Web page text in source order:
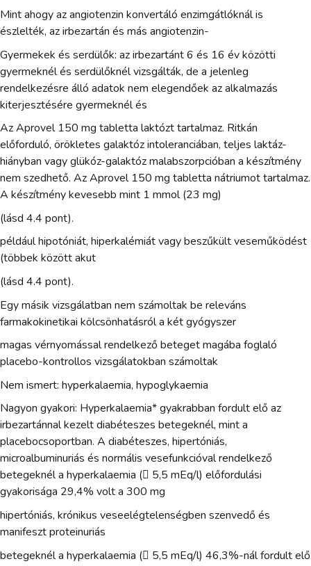
Mint ahogy az angiotenzin konvertáló enzimgátlóknál is
észlelték, az irbezartán és más angiotenzin-
Gyermekek és serdülők: az irbezartánt 6 és 16 év közötti
gyermeknél és serdülőknél vizsgálták, de a jelenleg
rendelkezésre álló adatok nem elegendőek az alkalmazás
kiterjesztésére gyermeknél és
Az Aprovel 150 mg tabletta laktózt tartalmaz. Ritkán
előforduló, örökletes galaktóz intoleranciában, teljes laktáz-
hiányban vagy glükóz-galaktóz malabszorpcióban a készítmény
nem szedhető. Az Aprovel 150 mg tabletta nátriumot tartalmaz.
A készítmény kevesebb mint 1 mmol (23 mg)
(lásd 4.4 pont).
például hipotóniát, hiperkalémiát vagy beszűkült veseműködést
(többek között akut
(lásd 4.4 pont).
Egy másik vizsgálatban nem számoltak be releváns
farmakokinetikai kölcsönhatásról a két gyógyszer
magas vérnyomással rendelkező beteget magába foglaló
placebo-kontrollos vizsgálatokban számoltak
Nem ismert: hyperkalaemia, hypoglykaemia
Nagyon gyakori: Hyperkalaemia* gyakrabban fordult elő az
irbezartánnal kezelt diabéteszes betegeknél, mint a
placebocsoportban. A diabéteszes, hipertóniás,
microalbuminuriás és normális vesefunkcióval rendelkező
betegeknél a hyperkalaemia ( 5,5 mEq/l) előfordulási
gyakorisága 29,4% volt a 300 mg
hipertóniás, krónikus veseelégtelenségben szenvedő és
manifeszt proteinuriás
betegeknél a hyperkalaemia ( 5,5 mEq/l) 46,3%-nál fordult elő